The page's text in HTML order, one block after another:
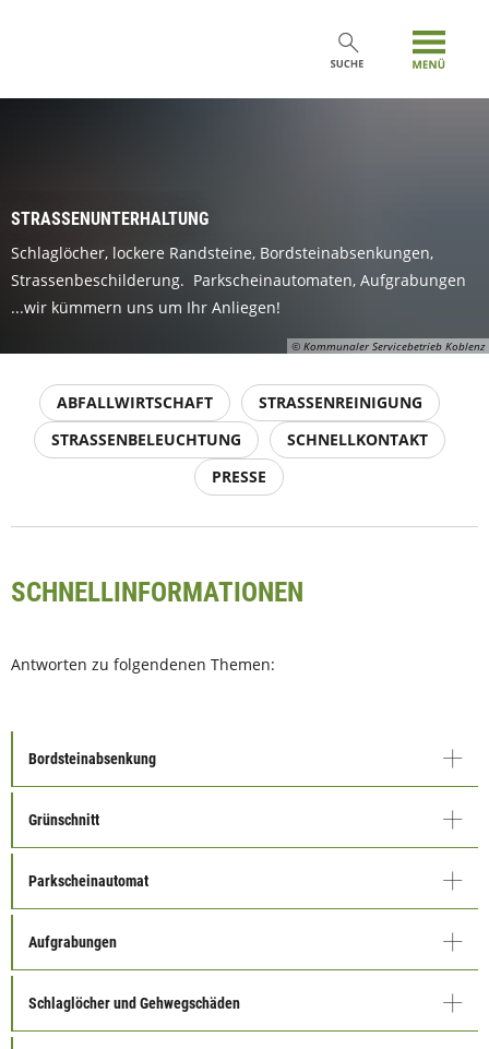
© Kommunaler Servicebetrieb Koblenz
STRASSENUNTERHALTUNG
Schlaglöcher, lockere Randsteine, Bordsteinabsenkungen,
Strassenbeschilderung. Parkscheinautomaten, Aufgrabungen
...wir kümmern uns um Ihr Anliegen!
ABFALLWIRTSCHAFT
STRASSENREINIGUNG
STRASSENBELEUCHTUNG
SCHNELLKONTAKT
PRESSE
SCHNELLINFORMATIONEN
Antworten zu folgendenen Themen:
Bordsteinabsenkung
Grünschnitt
Parkscheinautomat
Aufgrabungen
Schlaglöcher und Gehwegschäden